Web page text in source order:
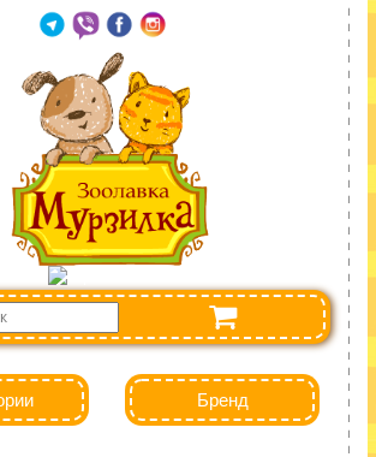
Бренд